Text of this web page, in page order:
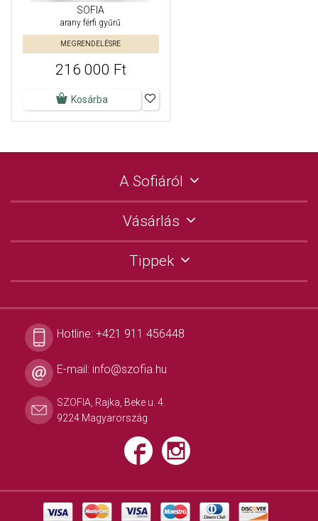
SOFIA
arany férfi gyűrű
MEGRENDELÉSRE
216 000 Ft
Kosárba
A Sofiáról
Vásárlás
Tippek
Hotline: +421 911 456448
E-mail: info@szofia.hu
SZOFIA, Rajka, Beke u. 4.
9224 Magyarország